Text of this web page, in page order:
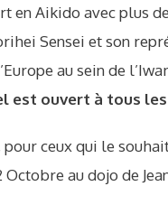
en Aikido avec plus
Sensei et son
au sein de
est ouvert à tous
pour ceux qui le
au dojo de